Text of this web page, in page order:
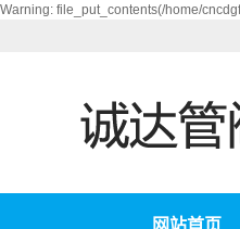
Warning: file_put_contents(/home/
网站首页